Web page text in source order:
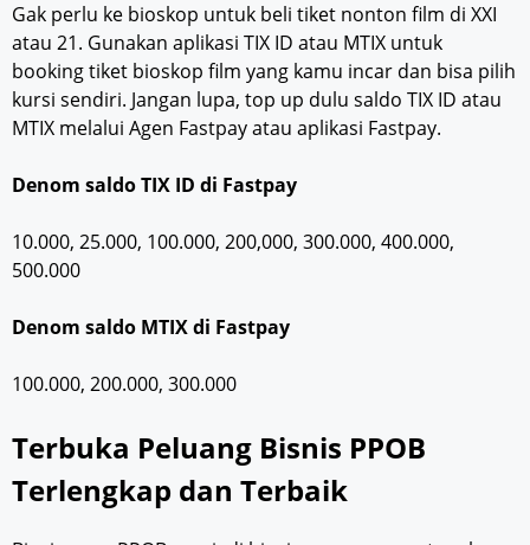
Gak perlu ke bioskop untuk beli tiket nonton film di XXI
atau 21. Gunakan aplikasi TIX ID atau MTIX untuk
booking tiket bioskop film yang kamu incar dan bisa pilih
kursi sendiri. Jangan lupa, top up dulu saldo TIX ID atau
MTIX melalui Agen Fastpay atau aplikasi Fastpay.
Denom saldo TIX ID di Fastpay
10.000, 25.000, 100.000, 200,000, 300.000, 400.000,
500.000
Denom saldo MTIX di Fastpay
100.000, 200.000, 300.000
Terbuka Peluang Bisnis PPOB
Terlengkap dan Terbaik